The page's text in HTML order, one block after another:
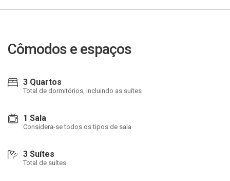
Cômodos e espaços
3 Quartos
Total de dormitórios, incluindo as suítes
1 Sala
Considera-se todos os tipos de sala
3 Suítes
Total de suítes